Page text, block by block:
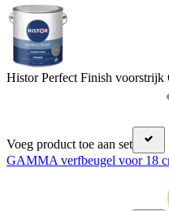
Histor Perfect Finish voorstrijk
Voeg product toe aan set
GAMMA verfbeugel voor 18